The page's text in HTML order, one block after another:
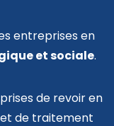
entreprises en
et sociale.
de revoir en
de traitement